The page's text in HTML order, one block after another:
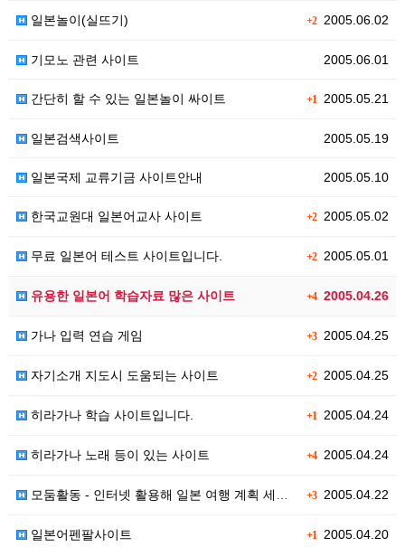
+22005.06.02
일본놀이(실뜨기)
2005.06.01
기모노 관련 사이트
+1 2005.05.21
간단히 할 수 있는 일본놀이 싸이트
2005.05.19
일본검색사이트
2005.05.10
일본국제 교류기금 사이트안내
+22005.05.02
한국교원대 일본어교사 사이트
+22005.05.01
무료 일본어 테스트 사이트입니다.
+42005.04.26
유용한 일본어 학습자료 많은 사이트
+32005.04.25
가나 입력 연습 게임
+22005.04.25
자기소개 지도시 도움되는 사이트
+1 2005.04.24
히라가나 학습 사이트입니다.
+42005.04.24
히라가나 노래 등이 있는 사이트
+32005.04.22
모둠활동 - 인터넷 활용해 일본 여행 계획 세우기
+1 2005.04.20
일본어펜팔사이트